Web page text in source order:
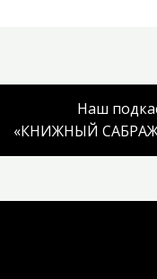
Наш
«КНИЖНЫЙ